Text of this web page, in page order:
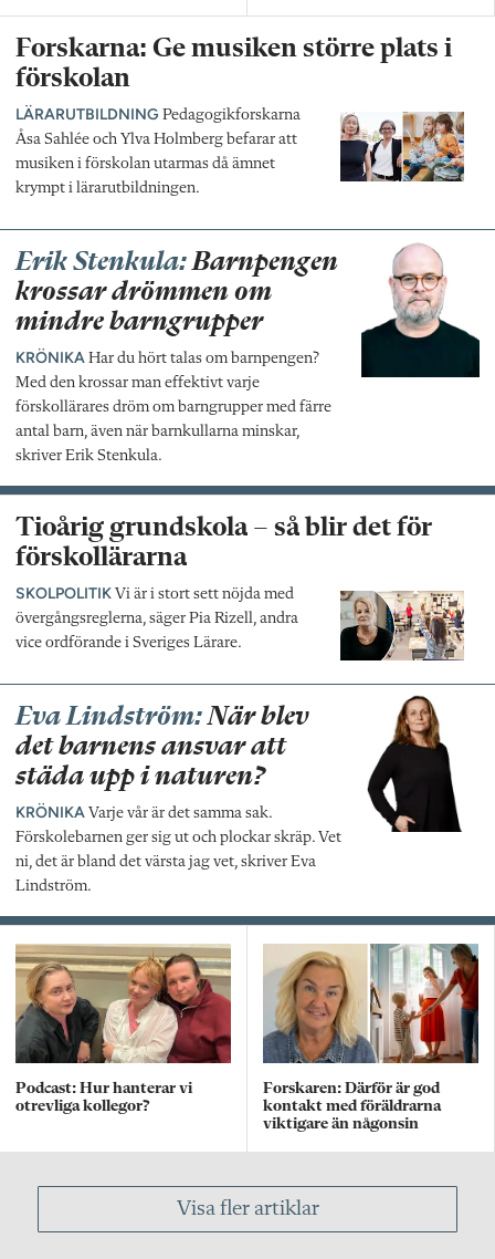
Forskarna: Ge musiken större plats i
förskolan
LÄRARUTBILDNING Pedagogikforskarna
Åsa Sahlée och Ylva Holmberg befarar att
musiken i förskolan utarmas då ämnet
krympt i lärarutbildningen.
Erik Stenkula:Barnpengen
krossar drömmen om
mindre barngrupper
KRÖNIKA Har du hört talas om barnpengen?
Med den krossar man effektivt varje
förskollärares dröm om barngrupper med färre
antal barn, även när barnkullarna minskar,
skriver Erik Stenkula.
Tioårig grundskola – så blir det för
förskollärarna
SKOLPOLITIK Vi är i stort sett nöjda med
övergångsreglerna, säger Pia Rizell, andra
vice ordförande i Sveriges Lärare.
Eva Lindström:När blev
det barnens ansvar att
städa upp i naturen?
KRÖNIKA Varje vår är det samma sak.
Förskolebarnen ger sig ut och plockar skräp. Vet
ni, det är bland det värsta jag vet, skriver Eva
Lindström.
Podcast: Hur hanterar vi
otrevliga kollegor?
Forskaren: Därför är god
kontakt med föräldrarna
viktigare än någonsin
Visa fler artiklar